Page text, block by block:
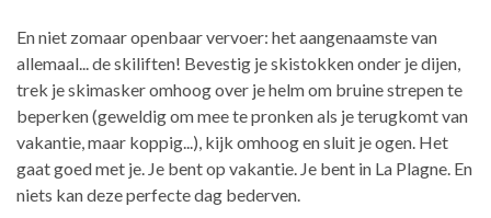
En niet zomaar openbaar vervoer: het aangenaamste van
allemaal... de skiliften! Bevestig je skistokken onder je dijen,
trek je skimasker omhoog over je helm om bruine strepen te
beperken (geweldig om mee te pronken als je terugkomt van
vakantie, maar koppig...), kijk omhoog en sluit je ogen. Het
gaat goed met je. Je bent op vakantie. Je bent in La Plagne. En
niets kan deze perfecte dag bederven.